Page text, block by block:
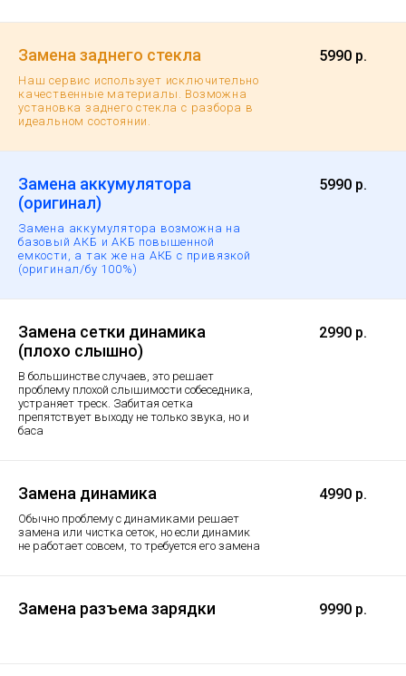
Замена заднего стекла
Наш сервис использует исключительно
качественные материалы. Возможна
установка заднего стекла с разбора в
идеальном состоянии.
5990 р.
Замена аккумулятора
(оригинал)
Замена аккумулятора возможна на
базовый АКБ и АКБ повышенной
емкости, а так же на АКБ с привязкой
(оригинал/бу 100%)
5990 р.
Замена сетки динамика
(плохо слышно)
В большинстве случаев, это решает
проблему плохой слышимости собеседника,
устраняет треск. Забитая сетка
препятствует выходу не только звука, но и
баса
2990 р.
Замена динамика
Обычно проблему с динамиками решает
замена или чистка сеток, но если динамик
не работает совсем, то требуется его замена
4990 р.
Замена разъема зарядки 9990 р.